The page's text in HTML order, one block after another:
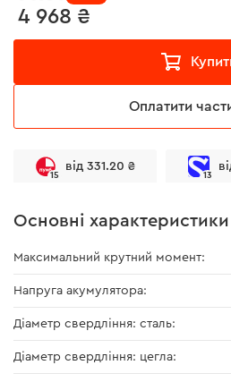
4 968 ₴
Оплатити
15
від 331.20 ₴
13
Основні характеристики
Максимальний крутний момент:
Напруга акумулятора:
Діаметр свердління: сталь:
Діаметр свердління: цегла: